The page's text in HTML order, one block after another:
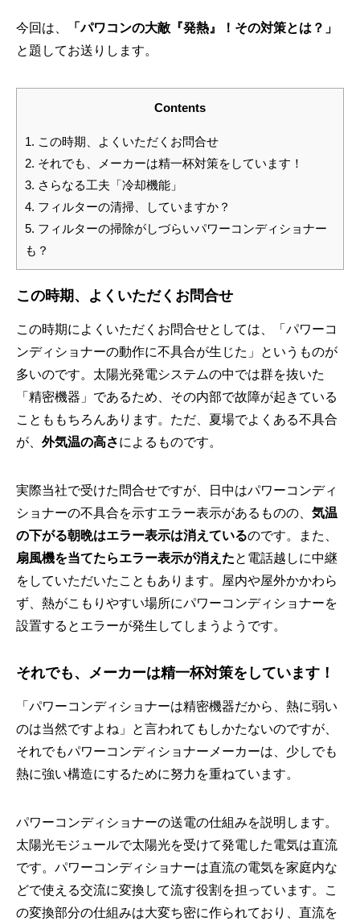
今回は、
「パワコンの大敵『発熱』！その対策とは？」
と題してお送りします。
Contents
1. この時期、よくいただくお問合せ
2. それでも、メーカーは精一杯対策をしています！
3. さらなる工夫「冷却機能」
4. フィルターの清掃、していますか？
5. フィルターの掃除がしづらいパワーコンディショナー
も？
この時期、よくいただくお問合せ
この時期によくいただくお問合せとしては、「パワーコ
ンディショナーの動作に不具合が生じた」というものが
多いのです。太陽光発電システムの中では群を抜いた
「精密機器」であるため、その内部で故障が起きている
ことももちろんあります。ただ、夏場でよくある不具合
が、 外気温の高さによるものです。
実際当社で受けた問合せですが、日中はパワーコンディ
ショナーの不具合を示すエラー表示があるものの、 気温
の下がる朝晩はエラー表示は消えているのです。また、
扇風機を当てたらエラー表示が消えたと電話越しに中継
をしていただいたこともあります。屋内や屋外かかわら
ず、熱がこもりやすい場所にパワーコンディショナーを
設置するとエラーが発生してしまうようです。
それでも、メーカーは精一杯対策をしています！
「パワーコンディショナーは精密機器だから、熱に弱い
のは当然ですよね」と言われてもしかたないのですが、
それでもパワーコンディショナーメーカーは、少しでも
熱に強い構造にするために努力を重ねています。
パワーコンディショナーの送電の仕組みを説明します。
太陽光モジュールで太陽光を受けて発電した電気は直流
です。パワーコンディショナーは直流の電気を家庭内な
どで使える交流に変換して流す役割を担っています。こ
の変換部分の仕組みは大変ち密に作られており、直流を